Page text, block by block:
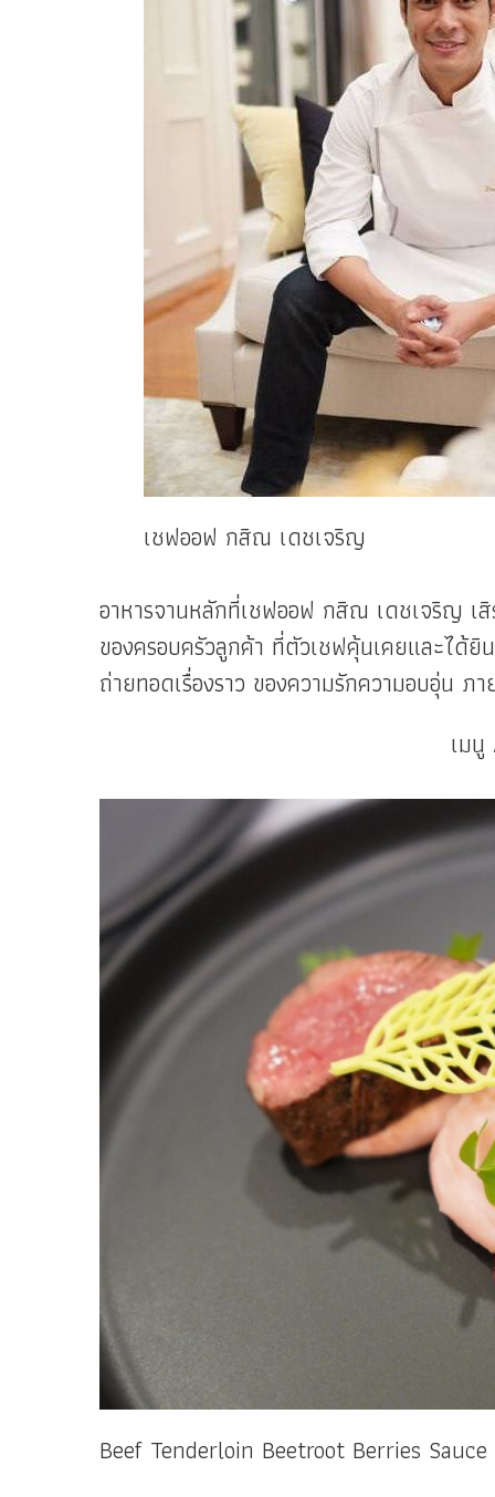
เชฟออฟ กสิณ เดชเจริญ
อาหารจานหลักที่เชฟออฟ กสิณ เดชเจริญ
ของครอบครัวลูกค้า ที่ตัวเชฟคุ้นเคยและได้
ถ่ายทอดเรื่องราว ของความรักความอบอุ่น ภ
เม
Beef Tenderloin Beetroot Berries